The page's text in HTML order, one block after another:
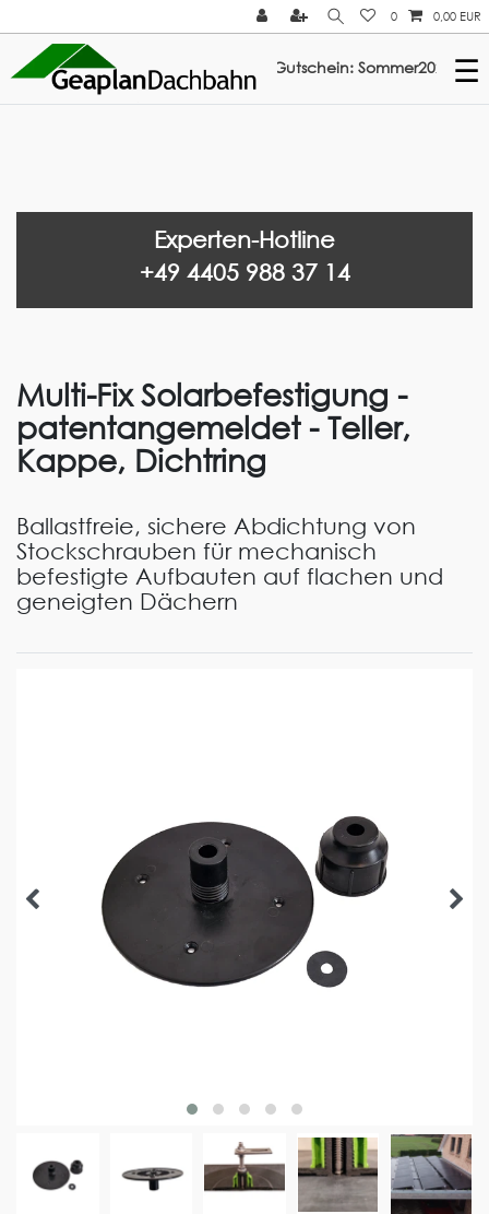
0 0,00 EUR
auf ElastoTop & Multi-Fix: Gutschein: Sommer2026 /// ☰
Experten-Hotline
+49 4405 988 37 14
Multi-Fix Solarbefestigung -
patentangemeldet - Teller,
Kappe, Dichtring
Ballastfreie, sichere Abdichtung von
Stockschrauben für mechanisch
befestigte Aufbauten auf flachen und
geneigten Dächern